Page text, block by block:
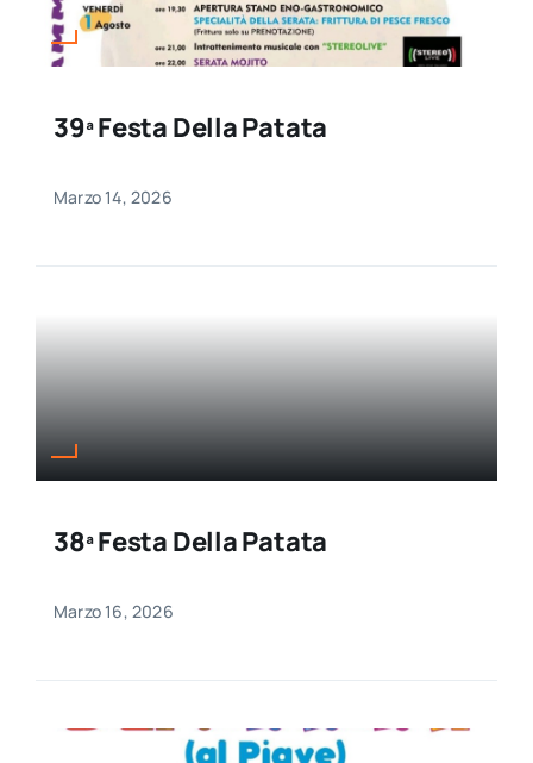
39ª Festa Della Patata
Marzo 14, 2026
38ª Festa Della Patata
Marzo 16, 2026